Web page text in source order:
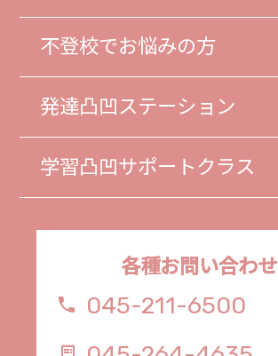
不登校でお悩みの方
発達凸凹ステーション
学習凸凹サポートクラス
各種お問い合わせ
phone 045-211-6500